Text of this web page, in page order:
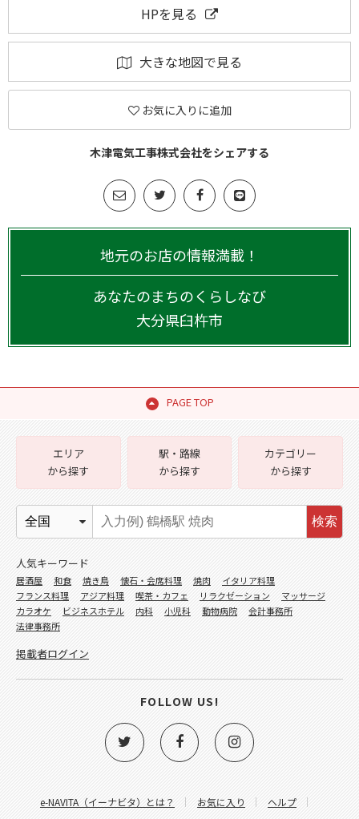
HPを見る
大きな地図で見る
お気に入りに追加
木津電気工事株式会社をシェアする
地元のお店の情報満載！
あなたのまちのくらしなび
大分県臼杵市
PAGE TOP
e-NAVITA（イーナビタ）とは？ お気に入り
ヘルプ
エリア
から探す
駅・路線
から探す
カテゴリー
から探す
検索
人気キーワード
居酒屋 和食 焼き鳥 懐石・会席料理 焼肉
イタリア料理
フランス料理
アジア料理 喫茶・カフェ リラクゼーション
マッサージ
カラオケ
ビジネスホテル 内科 小児科 動物病院
会計事務所
法律事務所
掲載者ログイン
FOLLOW US!